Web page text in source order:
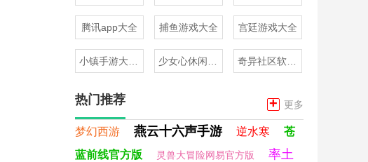
腾讯app大全 捕鱼游戏大全 宫廷游戏大全
热门推荐 + 更多
梦幻西游 燕云十六声手游 逆水寒
苍
蓝前线官方版
灵兽大冒险网易官方版
率土